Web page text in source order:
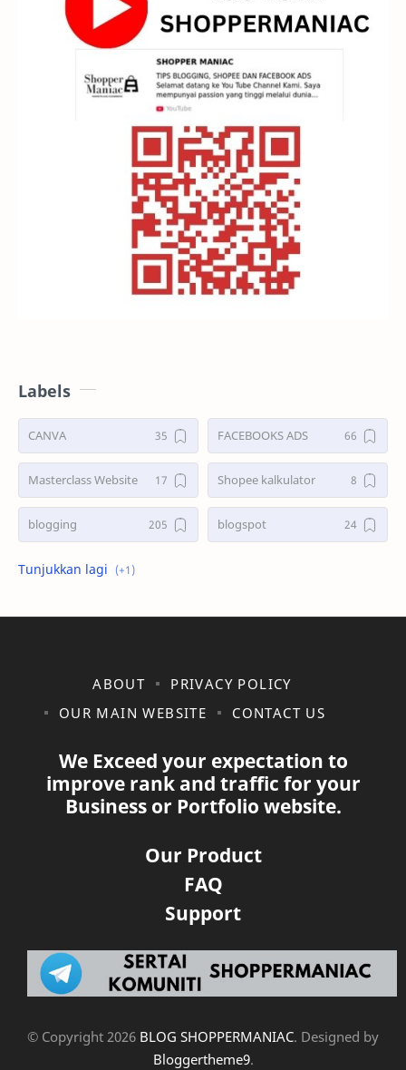
Labels
CANVA FACEBOOKS ADS
Masterclass Website Shopee kalkulator
blogging blogspot
shopee
ABOUT
PRIVACY POLICY
OUR MAIN WEBSITE
CONTACT US
We Exceed your expectation to
improve rank and traffic for your
Business or Portfolio website.
Our Product
FAQ
Support
© Copyright 2026 BLOG SHOPPERMANIAC. Designed by
Bloggertheme9.